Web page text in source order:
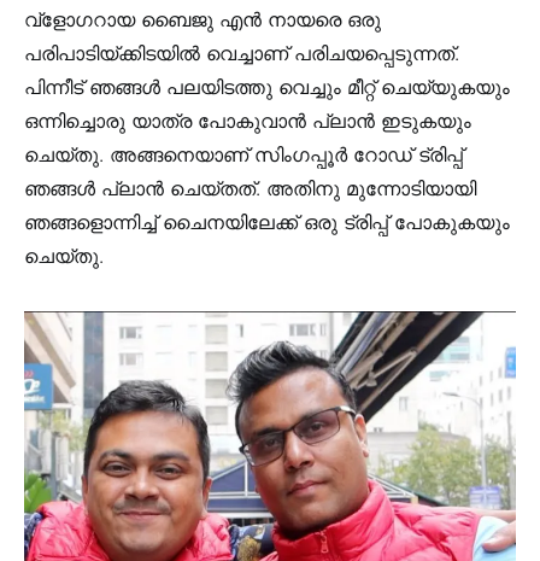
വ്‌ളോഗറായ ബൈജു എൻ നായരെ ഒരു
പരിപാടിയ്ക്കിടയിൽ വെച്ചാണ് പരിചയപ്പെടുന്നത്.
പിന്നീട് ഞങ്ങൾ പലയിടത്തു വെച്ചും മീറ്റ് ചെയ്യുകയും
ഒന്നിച്ചൊരു യാത്ര പോകുവാൻ പ്ലാൻ ഇടുകയും
ചെയ്തു. അങ്ങനെയാണ് സിംഗപ്പൂർ റോഡ് ട്രിപ്പ്
ഞങ്ങൾ പ്ലാൻ ചെയ്തത്. അതിനു മുന്നോടിയായി
ഞങ്ങളൊന്നിച്ച് ചൈനയിലേക്ക് ഒരു ട്രിപ്പ് പോകുകയും
ചെയ്തു.